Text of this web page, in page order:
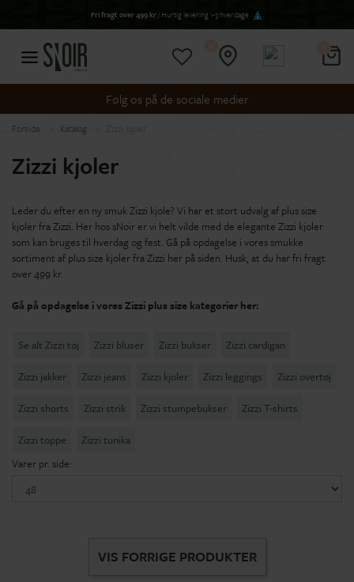
Fri fragt over 499 kr/ Hurtig levering 1-3 hverdage
Følg os på de sociale medier
Forside Katalog
Zizzi kjoler
Leder du efter en ny smuk Zizzi kjole? Vi har et stort udvalg af plus size
kjoler fra Zizzi. Her hos sNoir er vi helt vilde med de elegante Zizzi kjoler
som kan bruges til hverdag og fest. Gå på opdagelse i vores smukke
sortiment af plus size kjoler fra Zizzi her på siden. Husk, at du har fri fragt
over 499 kr.
Gå på opdagelse i vores Zizzi plus size kategorier her:
Se alt Zizzi tøj Zizzi bluser Zizzi bukser
Zizzi cardigan
Zizzi jakker
Zizzi jeans Zizzi kjoler Zizzi leggings
Zizzi overtøj
Zizzi shorts
Zizzi strik Zizzi stumpebukser
Zizzi T-shirts
Zizzi toppe
Zizzi tunika
Varer pr. side:
VIS FORRIGE PRODUKTER